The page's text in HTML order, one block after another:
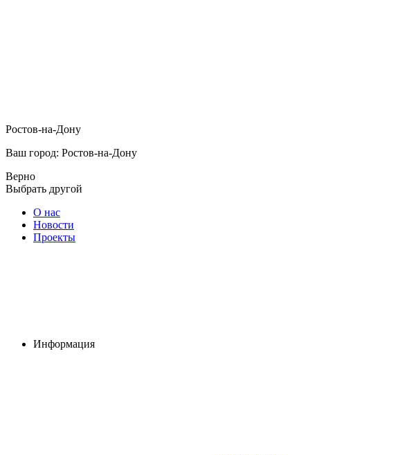
Ростов-на-Дону
Ваш город: Ростов-на-Дону
Верно
Выбрать другой
О нас
Новости
Проекты
Информация